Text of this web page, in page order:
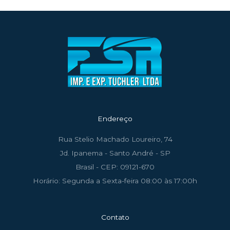
Endereço
Rua Stelio Machado Loureiro, 74
Jd. Ipanema - Santo André - SP
Brasil - CEP: 09121-670
Horário: Segunda a Sexta-feira 08:00 às 17:00h
Contato